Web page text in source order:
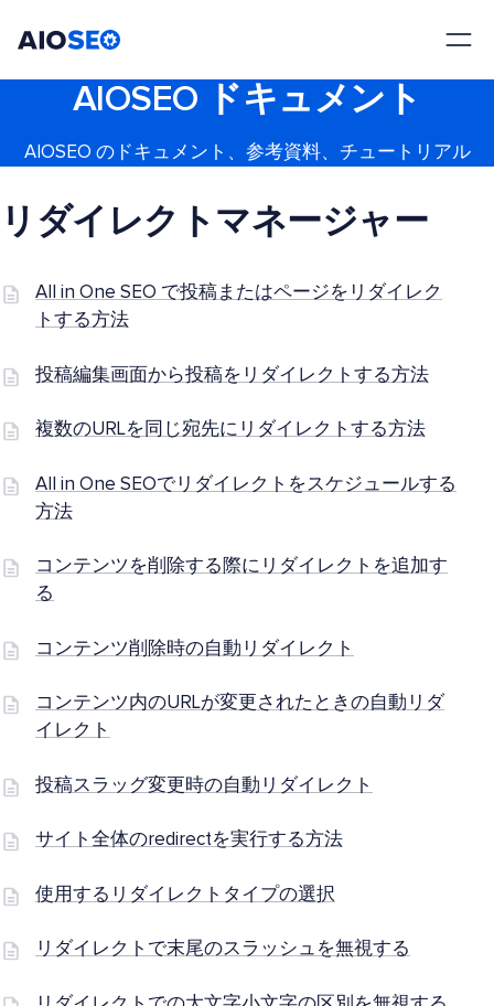
AIOSEO ドキュメント
AIOSEO のドキュメント、参考資料、チュートリアル
リダイレクトマネージャー
All in One SEO で投稿またはページをリダイレク
トする方法
投稿編集画面から投稿をリダイレクトする方法
複数のURLを同じ宛先にリダイレクトする方法
All in One SEOでリダイレクトをスケジュールする
方法
コンテンツを削除する際にリダイレクトを追加す
る
コンテンツ削除時の自動リダイレクト
コンテンツ内のURLが変更されたときの自動リダ
イレクト
投稿スラッグ変更時の自動リダイレクト
サイト全体のredirectを実行する方法
使用するリダイレクトタイプの選択
リダイレクトで末尾のスラッシュを無視する